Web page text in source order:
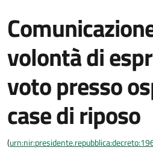
volontà di
voto presso
case di riposo
(